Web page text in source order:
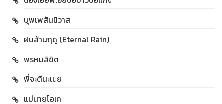
บุพเพสันนิวาส
ฝนล้านฤดู (Eternal Rain)
พรหมลิขิต
พี่จะตีนะเนย
แม่นายโอเค